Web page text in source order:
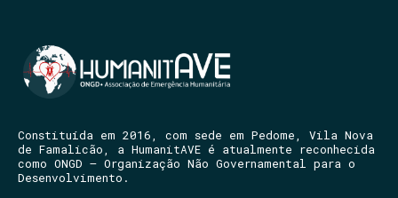
Constituída em 2016, com sede em Pedome, Vila Nova
de Famalicão, a HumanitAVE é atualmente reconhecida
como ONGD – Organização Não Governamental para o
Desenvolvimento.